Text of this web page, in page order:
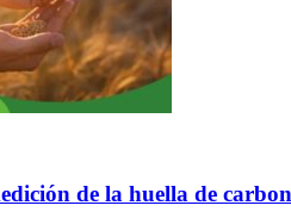
de la huella de